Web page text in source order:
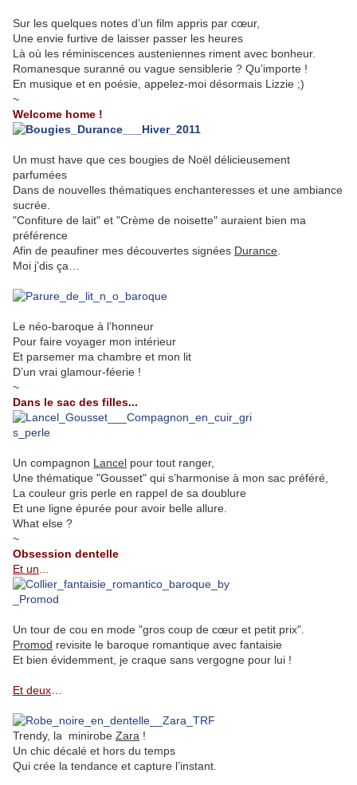
Sur les quelques notes d’un film appris par cœur,
Une envie furtive de laisser passer les heures
Là où les réminiscences austeniennes riment avec bonheur.
Romanesque suranné ou vague sensiblerie ? Qu’importe !
En musique et en poésie, appelez-moi désormais Lizzie ;)
~
Welcome home !
Un must have que ces bougies de Noël délicieusement
parfumées
Dans de nouvelles thématiques enchanteresses et une ambiance
sucrée.
"Confiture de lait" et "Crème de noisette" auraient bien ma
préférence
Afin de peaufiner mes découvertes signées Durance
Moi j’dis ça…
Le néo-baroque à l’honneur
Pour faire voyager mon intérieur
Et parsemer ma chambre et mon lit
D’un vrai glamour-féerie !
~
Dans le sac des filles...
Un compagnon Lancel pour tout ranger,
Une thématique "Gousset" qui s’harmonise à mon sac préféré,
La couleur gris perle en rappel de sa doublure
Et une ligne épurée pour avoir belle allure.
What else ?
~
Obsession dentelle
Et un
Un tour de cou en mode "gros coup de cœur et petit prix".
Promod revisite le baroque romantique avec fantaisie
Et bien évidemment, je craque sans vergogne pour lui !
Et deux
Trendy, la minirobe Zara !
Un chic décalé et hors du temps
Qui crée la tendance et capture l’instant.